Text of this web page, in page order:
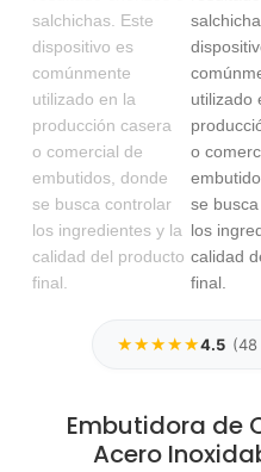
★★★★★4.5 (48
Embutidora de
Acero